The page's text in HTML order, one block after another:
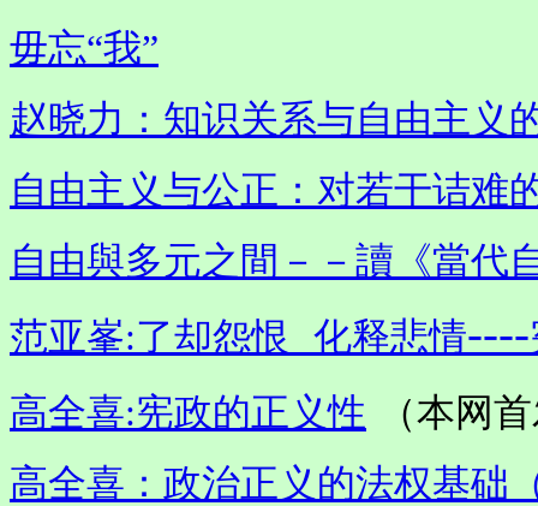
毋忘“我”
赵晓力：知识关系与自由主义
自由主义与公正：对若干诘难
自由與多元之間－－讀《當代
范亚峯:了却怨恨 化释悲情----
高全喜:宪政的正义性
（本网
高全喜：政治正义的法权基础